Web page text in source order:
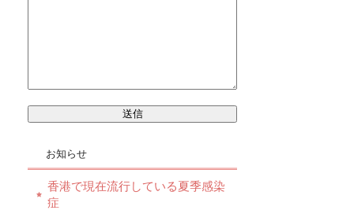
お知らせ
香港で現在流行している夏季感染
症